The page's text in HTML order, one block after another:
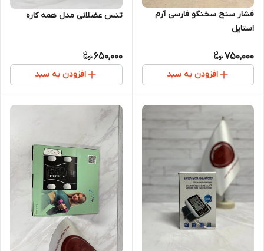
فشار سنج سخنگو فارسی آرم
استایل
750,000
افزودن به سبد
تنس عضلانی مدل همه کاره
650,000
افزودن به سبد